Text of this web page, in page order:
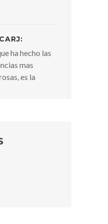
ha hecho las
mas
es la